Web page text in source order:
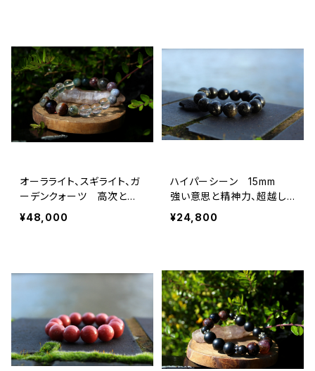
オーラライト、スギライト、ガ
ーデンクォーツ 高次と繋
がり、覚醒、肉体の健康を守
¥48,000
ハイパーシーン 15mm
強い意思と精神力、超越し
たパワー
¥24,800